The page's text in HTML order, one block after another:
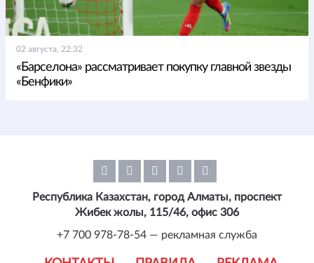
02 августа, 22:32
«Барселона» рассматривает покупку главной звезды
«Бенфики»
Республика Казахстан, город Алматы, проспект
Жибек жолы, 115/46, офис 306
+7 700 978-78-54 — рекламная служба